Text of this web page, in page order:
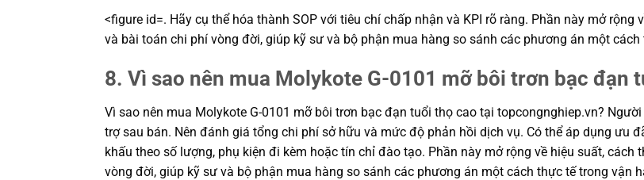
<figure id=. Hãy cụ thể hóa thành SOP với tiêu chí chấp nhận và KPI rõ ràng. Phần này mở
và bài toán chi phí vòng đời, giúp kỹ sư và bộ phận mua hàng so sánh các phương án một
8. Vì sao nên mua Molykote G-0101 mỡ bôi trơn bạc
Vì sao nên mua Molykote G-0101 mỡ bôi trơn bạc đạn tuổi thọ cao tại topcongnghiep.vn?
trợ sau bán. Nên đánh giá tổng chi phí sở hữu và mức độ phản hồi dịch vụ. Có thể áp dụng ưu
khấu theo số lượng, phụ kiện đi kèm hoặc tín chỉ đào tạo. Phần này mở rộng về hiệu suất,
vòng đời, giúp kỹ sư và bộ phận mua hàng so sánh các phương án một cách thực tế trong vận